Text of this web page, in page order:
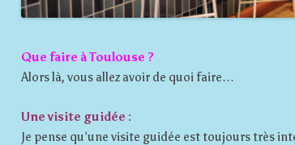
Que faire à Toulouse ?
Alors là, vous allez avoir de quoi faire…
Une visite guidée :
Je pense qu’une visite guidée est toujours très